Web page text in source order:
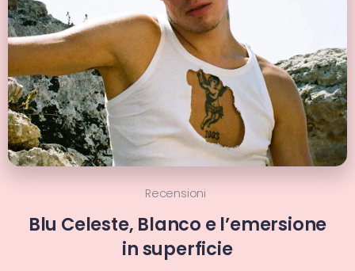
Recensioni
Blu Celeste, Blanco e l’emersione
in superficie